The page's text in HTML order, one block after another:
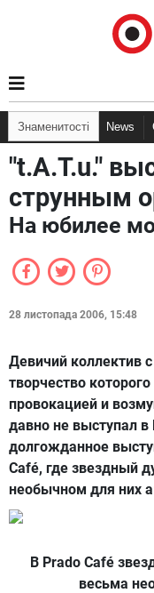
Знаменитості News
"t.A.T.u."
струнным
На юбилее
28 листопада 2006, 15:48
Девичий коллектив
творчество
провокацией и
давно не выступал
долгожданное
Café, где звездный
необычном для них
В Prado Café
весьма